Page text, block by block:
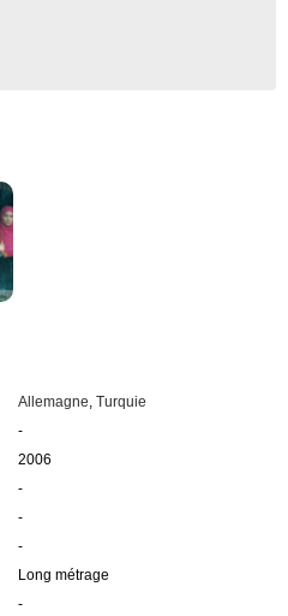
Allemagne Turquie
-
2006
-
-
-
Long métrage
-